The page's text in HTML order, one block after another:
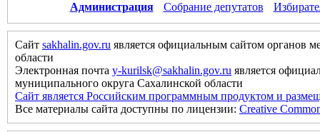
Администрация Собрание депутатов
Сайт sakhalin.gov.ru является официальным сайтом органов
области
Электронная почта y-kurilsk@sakhalin.gov.ru является
муниципального округа Сахалинской области
Сайт является Российским программным продуктом и
Все материалы сайта доступны по лицензии: Creative